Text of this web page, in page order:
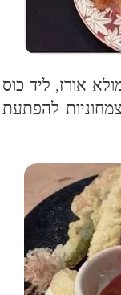
אורז, ליד כוס
להפתעת